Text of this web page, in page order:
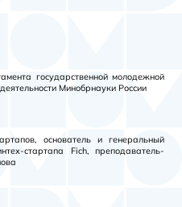
государственной молодежной
Минобрнауки России
основатель и генеральный
стартапа Fich, преподаватель-